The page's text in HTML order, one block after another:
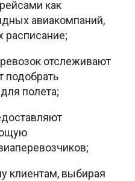
как
авиакомпаний,
расписание;
отслеживают
подобрать
полета;
клиентам, выбирая